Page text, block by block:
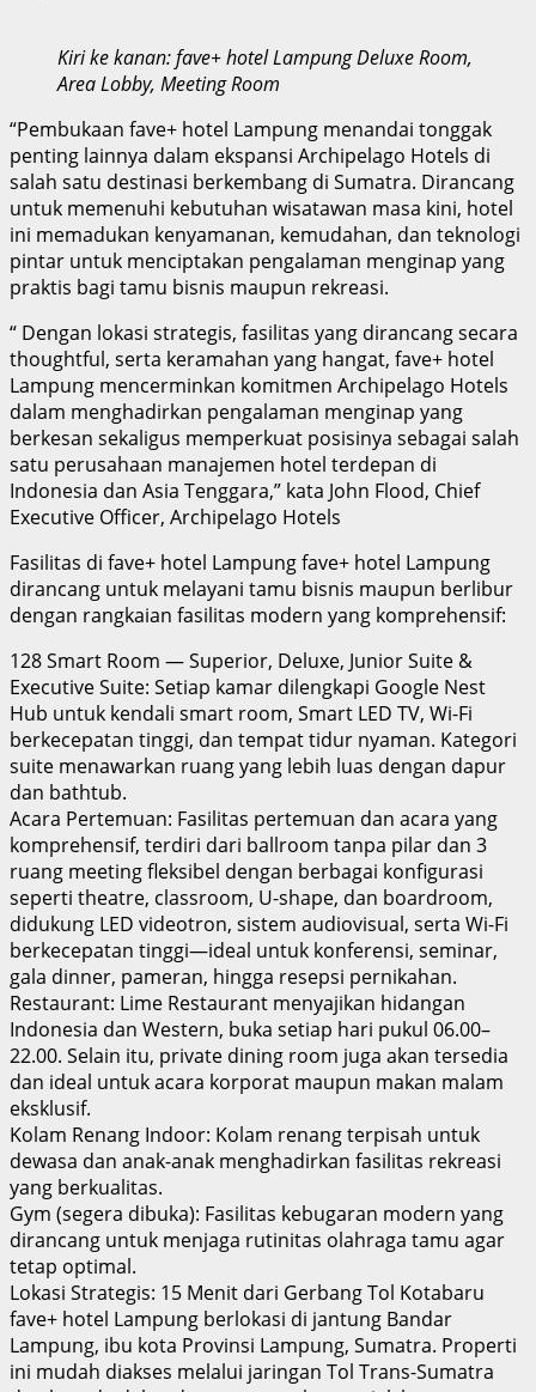
Kiri ke kanan: fave+ hotel Lampung Deluxe Room,
Area Lobby, Meeting Room
“Pembukaan fave+ hotel Lampung menandai tonggak
penting lainnya dalam ekspansi Archipelago Hotels di
salah satu destinasi berkembang di Sumatra. Dirancang
untuk memenuhi kebutuhan wisatawan masa kini, hotel
ini memadukan kenyamanan, kemudahan, dan teknologi
pintar untuk menciptakan pengalaman menginap yang
praktis bagi tamu bisnis maupun rekreasi.
“ Dengan lokasi strategis, fasilitas yang dirancang secara
thoughtful, serta keramahan yang hangat, fave+ hotel
Lampung mencerminkan komitmen Archipelago Hotels
dalam menghadirkan pengalaman menginap yang
berkesan sekaligus memperkuat posisinya sebagai salah
satu perusahaan manajemen hotel terdepan di
Indonesia dan Asia Tenggara,” kata John Flood, Chief
Executive Officer, Archipelago Hotels
Fasilitas di fave+ hotel Lampung fave+ hotel Lampung
dirancang untuk melayani tamu bisnis maupun berlibur
dengan rangkaian fasilitas modern yang komprehensif:
128 Smart Room — Superior, Deluxe, Junior Suite &
Executive Suite: Setiap kamar dilengkapi Google Nest
Hub untuk kendali smart room, Smart LED TV, Wi-Fi
berkecepatan tinggi, dan tempat tidur nyaman. Kategori
suite menawarkan ruang yang lebih luas dengan dapur
dan bathtub.
Acara Pertemuan: Fasilitas pertemuan dan acara yang
komprehensif, terdiri dari ballroom tanpa pilar dan 3
ruang meeting fleksibel dengan berbagai konfigurasi
seperti theatre, classroom, U-shape, dan boardroom,
didukung LED videotron, sistem audiovisual, serta Wi-Fi
berkecepatan tinggi—ideal untuk konferensi, seminar,
gala dinner, pameran, hingga resepsi pernikahan.
Restaurant: Lime Restaurant menyajikan hidangan
Indonesia dan Western, buka setiap hari pukul 06.00–
22.00. Selain itu, private dining room juga akan tersedia
dan ideal untuk acara korporat maupun makan malam
eksklusif.
Kolam Renang Indoor: Kolam renang terpisah untuk
dewasa dan anak-anak menghadirkan fasilitas rekreasi
yang berkualitas.
Gym (segera dibuka): Fasilitas kebugaran modern yang
dirancang untuk menjaga rutinitas olahraga tamu agar
tetap optimal.
Lokasi Strategis: 15 Menit dari Gerbang Tol Kotabaru
fave+ hotel Lampung berlokasi di jantung Bandar
Lampung, ibu kota Provinsi Lampung, Sumatra. Properti
ini mudah diakses melalui jaringan Tol Trans-Sumatra